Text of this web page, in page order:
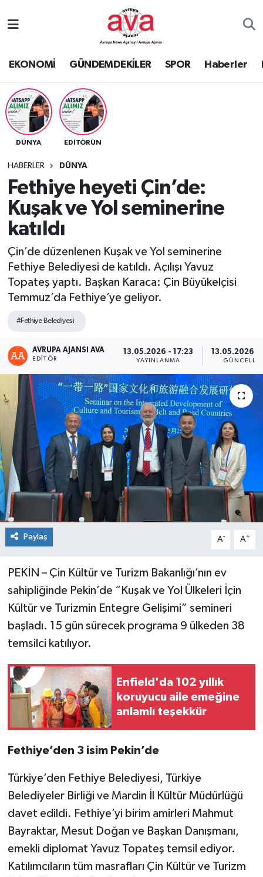
EKONOMİ GÜNDEMDEKİLER SPOR Haberler
DÜNYA EDİTÖRÜN
HABERLER DÜNYA
Fethiye heyeti Çin’de:
Kuşak ve Yol seminerine
katıldı
Çin’de düzenlenen Kuşak ve Yol seminerine
Fethiye Belediyesi de katıldı. Açılışı Yavuz
Topateş yaptı. Başkan Karaca: Çin Büyükelçisi
Temmuz’da Fethiye’ye geliyor.
#Fethiye Belediyesi
AVRUPA AJANSI AVA
EDITÖR
13.05.2026 - 17:23
YAYINLANMA
13.05.2026 -
Paylaş A- A+
PEKİN – Çin Kültür ve Turizm Bakanlığı’nın ev
sahipliğinde Pekin’de “Kuşak ve Yol Ülkeleri İçin
Kültür ve Turizmin Entegre Gelişimi” semineri
başladı. 15 gün sürecek programa 9 ülkeden 38
temsilci katılıyor.
Enfield'da 102 yıllık
koruyucu aile emeğine
anlamlı teşekkür
Fethiye’den 3 isim Pekin’de
Türkiye’den Fethiye Belediyesi, Türkiye
Belediyeler Birliği ve Mardin İl Kültür Müdürlüğü
davet edildi. Fethiye’yi birim amirleri Mahmut
Bayraktar, Mesut Doğan ve Başkan Danışmanı,
emekli diplomat Yavuz Topateş temsil ediyor.
Katılımcıların tüm masrafları Çin Kültür ve Turizm
Nöbetçi Eczaneler
Namaz Vakitleri
Trafik Durumu
Süper Lig Puan Durumu ve Fikstür
Tüm Manşetler
Son Dakika Haberleri
Haber Arşivi